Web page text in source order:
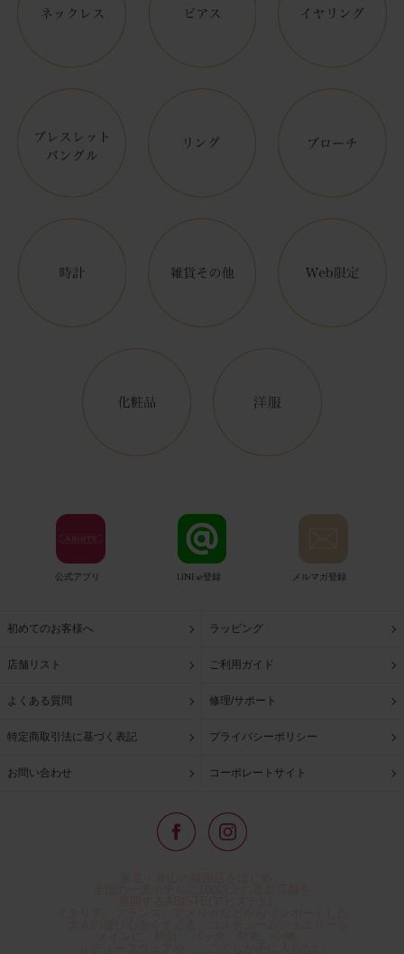
公式アプリ LINE@登録 メルマガ登録
初めてのお客様へ ラッピング
店舗リスト ご利用ガイド
よくある質問 修理/サポート
特定商取引法に基づく表記 プライバシーポリシー
お問い合わせ コーポレートサイト